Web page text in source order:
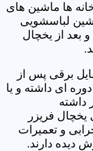
ها ماشین های
لباسشویی
از یخچال
برقی پس از
ای داشته و یا
داشته
فریزر
و تعمیرات
دیده دارند.